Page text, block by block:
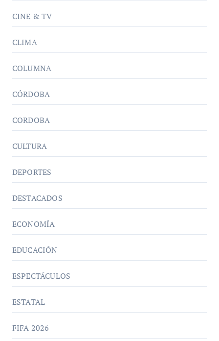
CINE & TV
CLIMA
COLUMNA
CÓRDOBA
CORDOBA
CULTURA
DEPORTES
DESTACADOS
ECONOMÍA
EDUCACIÓN
ESPECTÁCULOS
ESTATAL
FIFA 2026